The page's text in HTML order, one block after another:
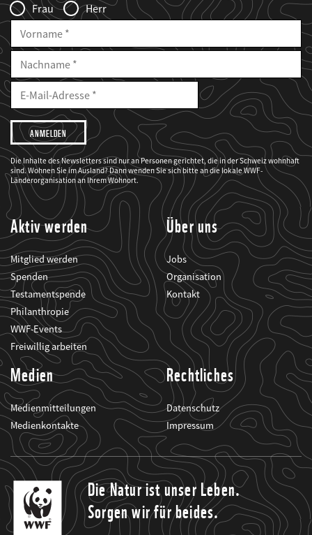
Frau
Herr
Vorname
Nachname
E-
Mailadresse
E-
Adresse
Ich
möchte,
dass
der
WWF
mich
über
seine
Projekte
informiert.
Die Inhalte des Newsletters sind nur an Personen gerichtet, die in der Schweiz wohnhaft
sind. Wohnen Sie im Ausland? Dann wenden Sie sich bitte an die lokale WWF-
Länderorganisation an Ihrem Wohnort.
Aktiv werden
Mitglied werden
Spenden
Testamentspende
Philanthropie
WWF-Events
Freiwillig arbeiten
Über uns
Jobs
Organisation
Kontakt
Medien
Medienmitteilungen
Medienkontakte
Rechtliches
Datenschutz
Impressum
Die Natur ist unser Leben.
Sorgen wir für beides.